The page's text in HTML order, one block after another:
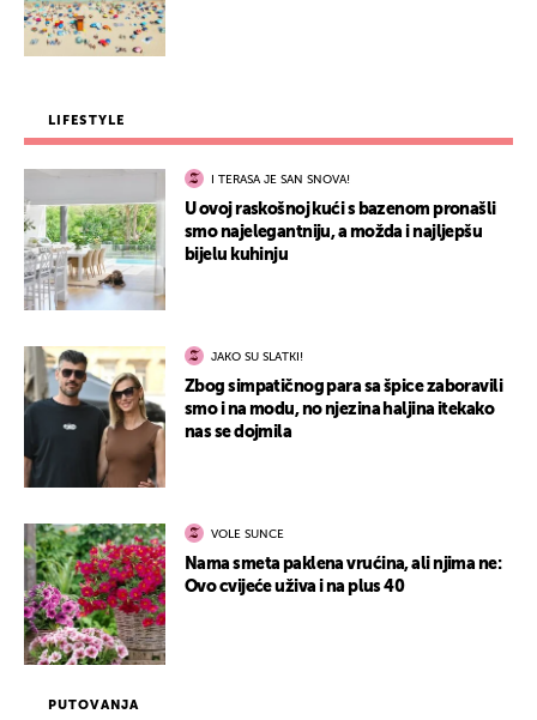
PUTOVANJA
LIFESTYLE
I TERASA JE SAN SNOVA!
U ovoj raskošnoj kući s bazenom pronašli
smo najelegantniju, a možda i najljepšu
bijelu kuhinju
JAKO SU SLATKI!
Zbog simpatičnog para sa špice zaboravili
smo i na modu, no njezina haljina itekako
nas se dojmila
VOLE SUNCE
Nama smeta paklena vrućina, ali njima ne:
Ovo cvijeće uživa i na plus 40